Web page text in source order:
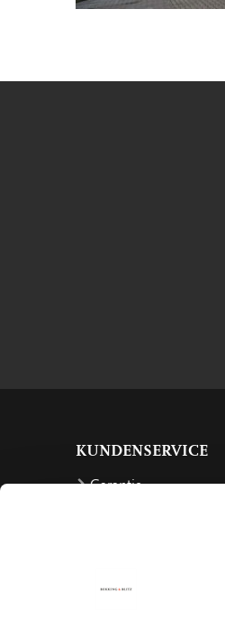
KUNDENSERVICE
Garantie